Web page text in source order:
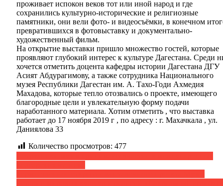
проживает испокон веков тот или иной народ и где
сохранились культурно-исторические и религиозные
памятники, они вели фото- и видеосъёмки, в конечном
превратившихся в фотовыставку и документально-
художественный фильм.
На открытие выставки пришло множество гостей, которые
проявляют глубокий интерес к культуре Дагестана. Среди
хочется отметить доцента кафедры истории Дагестана ДГУ
Асият Абдурагимову, а также сотрудника Национального
музея Республики Дагестан им. А. Тахо-Годи Ахмедия
Махадова, которые тепло отозвались о проекте, имеющего
благородные цели и увлекательную форму подачи
наработанного материала. Хотим отметить , что выставка
работает до 17 ноября 2019 г , по адресу : г. Махачкала , ул.
Даниялова 33
Количество просмотров: 477
Навигация
по